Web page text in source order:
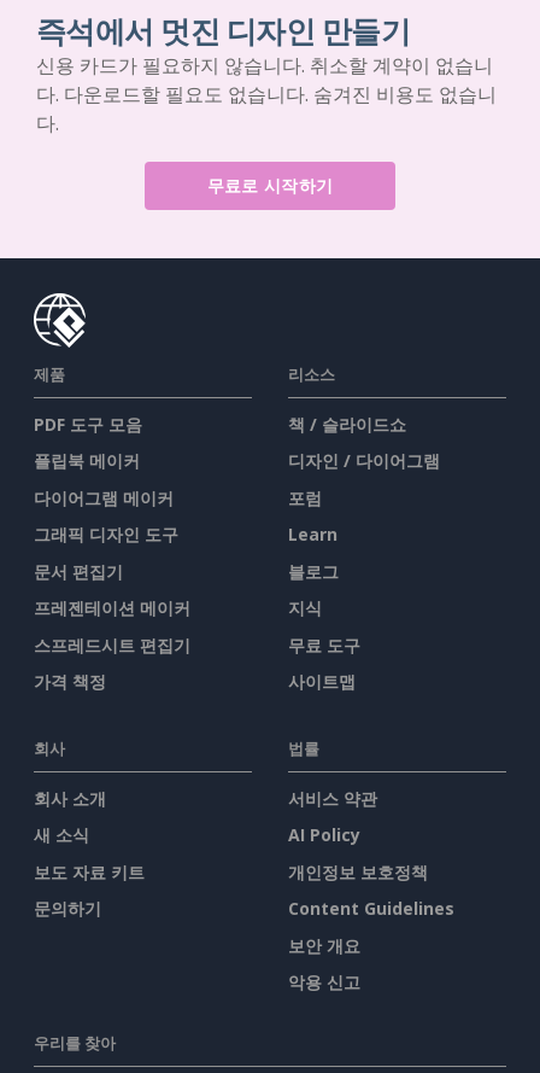
즉석에서 멋진 디자인 만들기
신용 카드가 필요하지 않습니다. 취소할 계약이 없습니
다. 다운로드할 필요도 없습니다. 숨겨진 비용도 없습니
다.
무료로 시작하기
제품
PDF 도구 모음
플립북 메이커
다이어그램 메이커
그래픽 디자인 도구
문서 편집기
프레젠테이션 메이커
스프레드시트 편집기
가격 책정
리소스
책 / 슬라이드쇼
디자인 / 다이어그램
포럼
Learn
블로그
지식
무료 도구
사이트맵
회사
회사 소개
새 소식
보도 자료 키트
문의하기
법률
서비스 약관
AI Policy
개인정보 보호정책
Content Guidelines
보안 개요
악용 신고
우리를 찾아